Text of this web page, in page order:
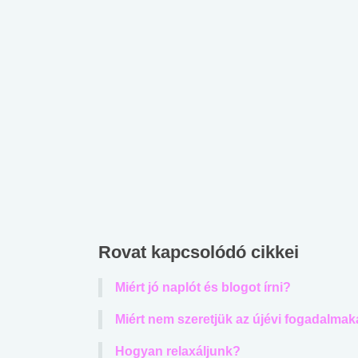
Rovat kapcsolódó cikkei
Miért jó naplót és blogot írni?
Miért nem szeretjük az újévi
Hogyan relaxáljunk?